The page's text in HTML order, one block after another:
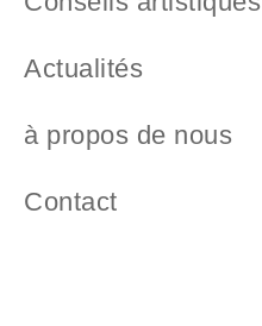
Actualités
à propos de nous
Contact